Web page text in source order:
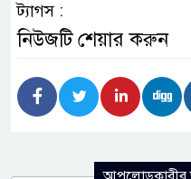
ট্যাগস :
নিউজটি শেয়ার করুন